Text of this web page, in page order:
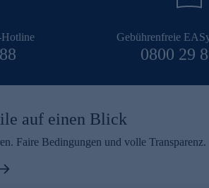
Hotline Gebührenfreie
0800 29
auf einen Blick
Faire Bedingungen und volle Transparenz.